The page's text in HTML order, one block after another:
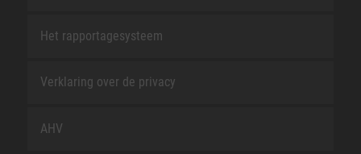
Het rapportagesysteem
Verklaring over de privacy
AHV